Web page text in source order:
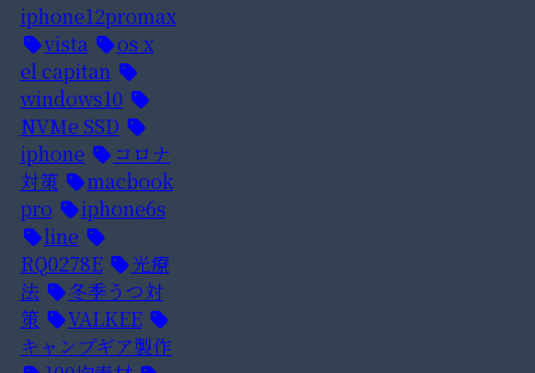
iphone12promax
vista
os x
el capitan
windows10
NVMe SSD
iphone
コロナ
対策
macbook
pro
iphone6s
line
RQ0278E
光療
法
冬季うつ対
策
VALKEE
キャンプギア製作